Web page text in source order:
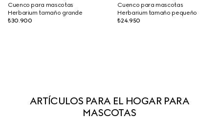
Cuenco para mascotas
Herbarium tamaño grande
₺30.900
Cuenco para mascotas
Herbarium tamaño pequeño
₺24.950
ARTÍCULOS PARA EL HOGAR PARA
MASCOTAS